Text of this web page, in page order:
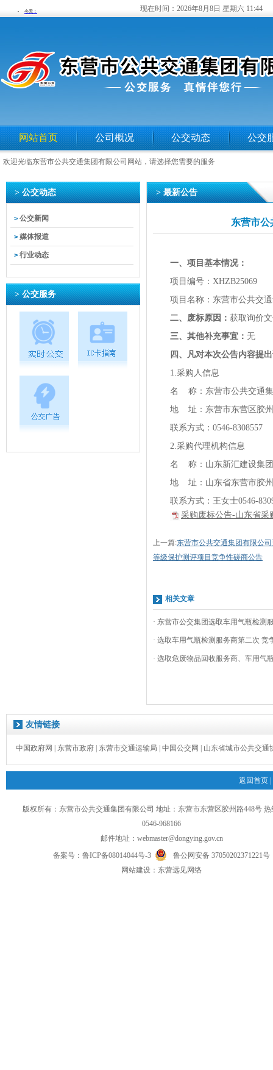
现在时间： 2026年8月8日 星期六 11:44
网站首页 公司概况 公交动态 公交
欢迎光临东营市公共交通集团有限公司网站，请选择您需要的服务
> 公交动态
> 公交新闻
> 媒体报道
> 行业动态
> 公交服务
> 最新公告
东营市公
一、项目基本情况：
项目编号：XHZB25069
项目名称：东营市公共交
二、废标原因： 获取询价
三、其他补充事宜： 无
四、凡对本次公告内容提
1.采购人信息
名 称：东营市公共交通
地 址：东营市东营区胶州
联系方式：0546-8308557
2.采购代理机构信息
名 称：山东新汇建设集
地 址：山东省东营市胶州
联系方式：王女士0546-
采购废标公告-山东省采
上一篇:东营市公共交通集团有限公
等级保护测评项目竞争性磋商公告
相关文章
· 东营市公交集团选取车用气瓶检测
· 选取车用气瓶检测服务商第二次 竞
· 选取危废物品回收服务商、车用气
友情链接
中国政府网 | 东营市政府 | 东营市交通运输局 | 中国公交网 | 山东省城市公共交通
返回首页 |
版权所有：东营市公共交通集团有限公司 地址：东营市东营区胶州路448号
0546-968166
邮件地址： webmaster@dongying.gov.cn
备案号： 鲁ICP备08014044号-3
鲁公网安备 37050202371221号
网站建设： 东营远见网络